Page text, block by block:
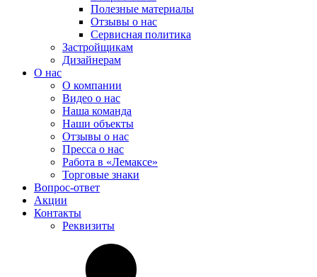
Полезные материалы
Отзывы о нас
Сервисная политика
Застройщикам
Дизайнерам
О нас
О компании
Видео о нас
Наша команда
Наши объекты
Отзывы о нас
Пресса о нас
Работа в «Лемаксе»
Торговые знаки
Вопрос-ответ
Акции
Контакты
Реквизиты